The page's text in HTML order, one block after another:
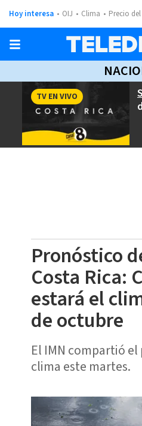
Hoy interesa OIJ Clima Precio
TV EN VIVO
Pronóstico
Costa Rica:
estará el
de octubre
El IMN compartió
clima este martes.